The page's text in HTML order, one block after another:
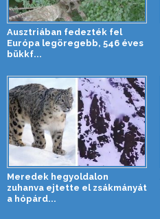
Ausztriában fedezték fel
Európa legöregebb, 546 éves
bükkf...
Meredek hegyoldalon
zuhanva ejtette el zsákmányát
a hópárd...